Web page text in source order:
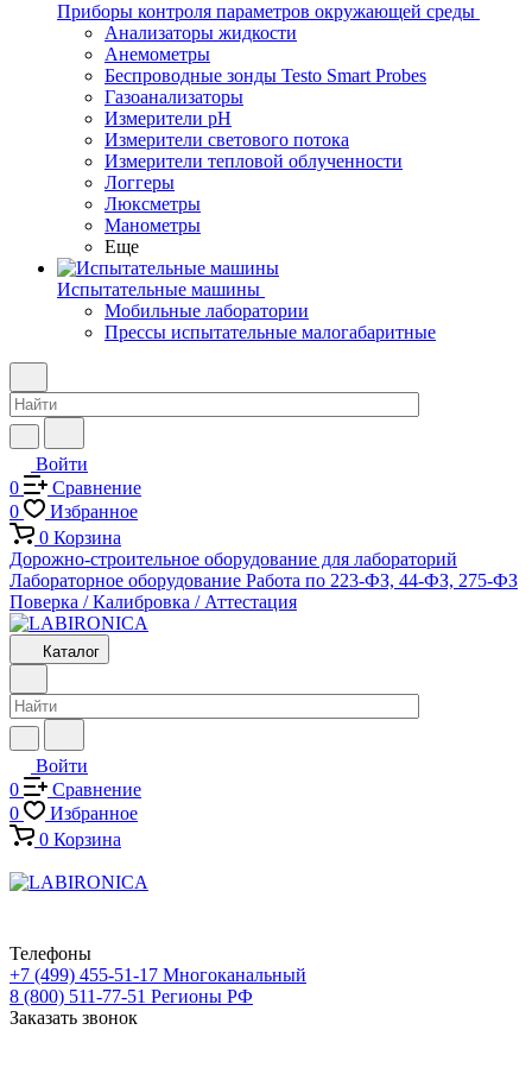
Приборы контроля параметров окружающей среды
Анализаторы жидкости
Анемометры
Беспроводные зонды Testo Smart Probes
Газоанализаторы
Измерители pH
Измерители светового потока
Измерители тепловой облученности
Логгеры
Люксметры
Манометры
Еще
Испытательные машины
Мобильные лаборатории
Прессы испытательные малогабаритные
Войти
0
Сравнение
0
Избранное
0 Корзина
Дорожно-строительное оборудование для лабораторий
Лабораторное оборудование Работа по 223-ФЗ, 44-ФЗ, 275-ФЗ
Поверка / Калибровка / Аттестация
Каталог
Войти
0
Сравнение
0
Избранное
0 Корзина
Телефоны
+7 (499) 455-51-17 Многоканальный
8 (800) 511-77-51 Регионы РФ
Заказать звонок